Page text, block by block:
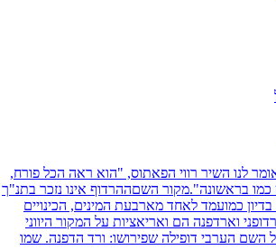
לנו השיר רווי הפאתוס, "הוא ראה הכל פורח,
בראשונה".מקור השםההרדוף אינו נזכר בתנ"ך
כמועמד לאחד מארבעת המינים, הכינויים
וארדפנה הם ואריאציות על המקור היווני
השם הערבי דופילה שפירושו: ורד הדפנה. שמו